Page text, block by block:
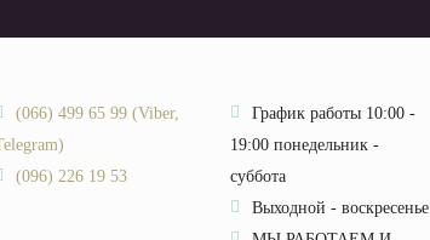
(066) 499 65 99 (Viber,
(096) 226 19 53
График работы 10:00 -
19:00 понедельник -
суббота
Выходной - воскресенье